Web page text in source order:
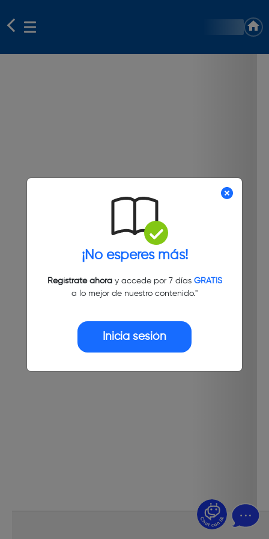
¡No esperes más!
Regístrate ahoray accede por 7 días GRATIS
a lo mejor de nuestro contenido."
Inicia sesión